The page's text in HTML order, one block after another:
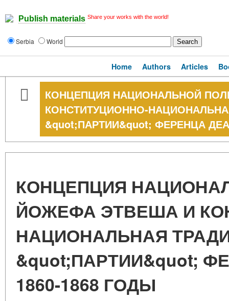
Publish materials Share your works with the world!
Serbia World
Home Authors Articles
КОНЦЕПЦИЯ НАЦИОНАЛЬНОЙ
КОНСТИТУЦИОННО-
&quot;ПАРТИИ&quot; ФЕРЕНЦА
КОНЦЕПЦИЯ
ЙОЖЕФА ЭТВЕША И
НАЦИОНАЛЬНАЯ
&quot;ПАРТИИ&quot;
1860-1868 ГОДЫ